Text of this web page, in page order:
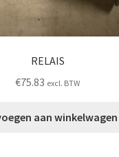
RELAIS
€75.83 excl. BTW
aan winkelwagen